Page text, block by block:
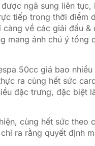
nghịch cá nghịch
rổ, đánh tennis
ngã sung liên tục,
tiếp trong thời điểm
về các giải đấu &
50cc giá bao
ra cùng hết sức